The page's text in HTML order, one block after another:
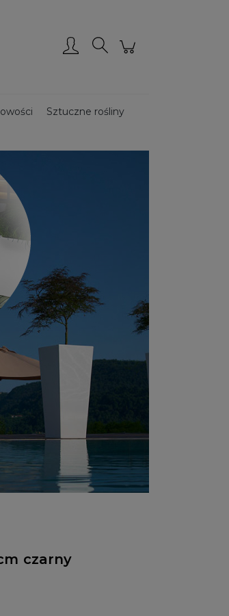
Sztuczne rośliny
Donice drewniane
Donice ogrodowe
czarny